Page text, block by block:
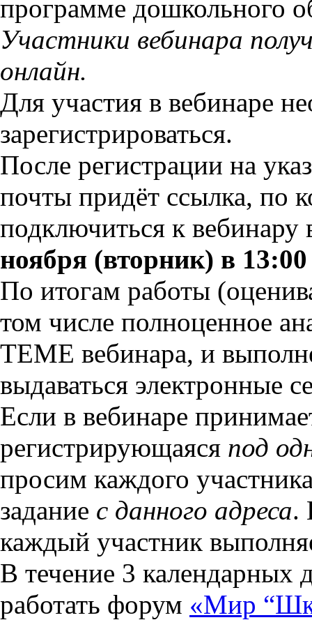
программе дошкольного
Участники вебинара
онлайн.
Для участия в вебинаре
зарегистрироваться.
После регистрации на
почты придёт ссылка, по
подключиться к вебинару
ноября (вторник) в 13:00
По итогам работы
том числе полноценное
ТЕМЕ вебинара, и
выдаваться электронные
Если в вебинаре
регистрирующаяся под
просим каждого
задание с данного адреса.
каждый участник
В течение 3 календарных
работать форум «Мир